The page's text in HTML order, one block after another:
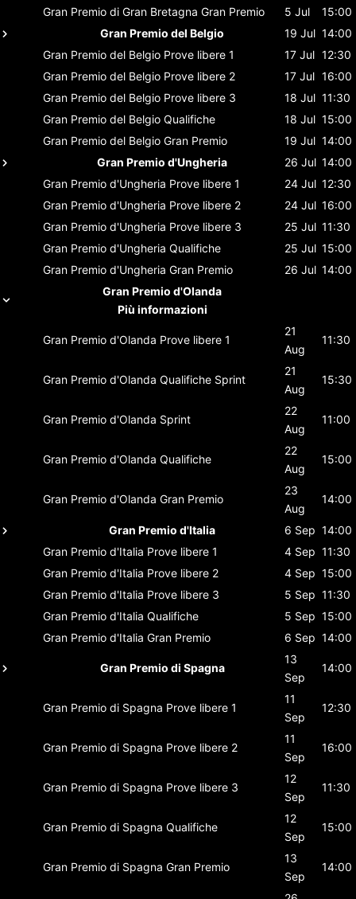
Gran Premio di Gran Bretagna Gran Premio 5 Jul
15:00
Gran Premio del Belgio
19 Jul 14:00
Gran Premio del Belgio Prove libere 1 17 Jul 12:30
Gran Premio del Belgio Prove libere 2 17 Jul 16:00
Gran Premio del Belgio Prove libere 3 18 Jul 11:30
Gran Premio del Belgio Qualifiche 18 Jul 15:00
Gran Premio del Belgio Gran Premio 19 Jul 14:00
Gran Premio d'Ungheria
26 Jul 14:00
Gran Premio d'Ungheria Prove libere 1 24 Jul 12:30
Gran Premio d'Ungheria Prove libere 2 24 Jul 16:00
Gran Premio d'Ungheria Prove libere 3 25 Jul 11:30
Gran Premio d'Ungheria Qualifiche 25 Jul 15:00
Gran Premio d'Ungheria Gran Premio 26 Jul 14:00
Gran Premio d'Olanda
Più informazioni
Gran Premio d'Olanda Prove libere 1
21
Aug
11:30
Gran Premio d'Olanda Qualifiche Sprint
21
Aug
15:30
Gran Premio d'Olanda Sprint
22
Aug
11:00
Gran Premio d'Olanda Qualifiche
22
Aug
15:00
Gran Premio d'Olanda Gran Premio
23
Aug
14:00
Gran Premio d'Italia 6 Sep 14:00
Gran Premio d'Italia Prove libere 1 4 Sep 11:30
Gran Premio d'Italia Prove libere 2 4 Sep 15:00
Gran Premio d'Italia Prove libere 3 5 Sep 11:30
Gran Premio d'Italia Qualifiche 5 Sep 15:00
Gran Premio d'Italia Gran Premio 6 Sep 14:00
Gran Premio di Spagna
13
Sep
14:00
Gran Premio di Spagna Prove libere 1
11
Sep
12:30
Gran Premio di Spagna Prove libere 2
11
Sep
16:00
Gran Premio di Spagna Prove libere 3
12
Sep
11:30
Gran Premio di Spagna Qualifiche
12
Sep
15:00
Gran Premio di Spagna Gran Premio
13
Sep
14:00